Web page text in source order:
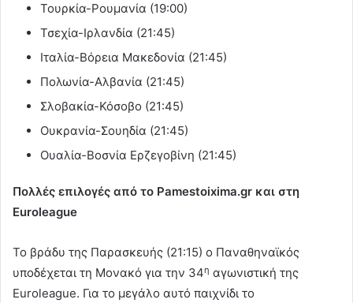
Τουρκία-Ρουμανία (19:00)
Τσεχία-Ιρλανδία (21:45)
Ιταλία-Βόρεια Μακεδονία (21:45)
Πολωνία-Αλβανία (21:45)
Σλοβακία-Κόσοβο (21:45)
Ουκρανία-Σουηδία (21:45)
Ουαλία-Βοσνία Ερζεγοβίνη (21:45)
Πολλές επιλογές από το Pamestoixima.gr και στη
Euroleague
Το βράδυ της Παρασκευής (21:15) ο Παναθηναϊκός
υποδέχεται τη Μονακό για την 34η αγωνιστική της
Euroleague. Για το μεγάλο αυτό παιχνίδι το